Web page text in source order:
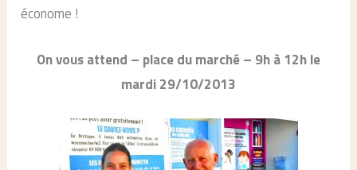
économe !
On vous attend – place du marché – 9h à 12h le
mardi 29/10/2013